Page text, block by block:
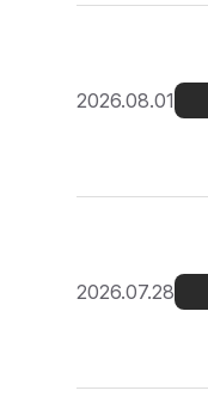
2026.08.01
2026.07.28